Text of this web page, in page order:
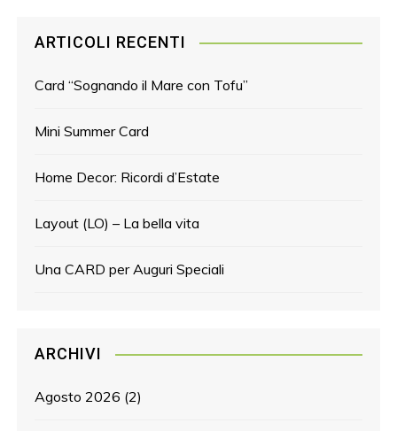
ARTICOLI RECENTI
Card “Sognando il Mare con Tofu”
Mini Summer Card
Home Decor: Ricordi d’Estate
Layout (LO) – La bella vita
Una CARD per Auguri Speciali
ARCHIVI
Agosto 2026 (2)